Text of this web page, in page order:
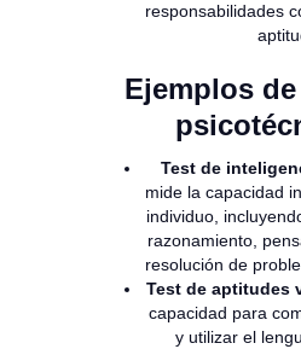
responsabilidades
Ejemplos de
Test de
mide la capacidad
individuo,
razonamiento,
resolución de
Test de aptitudes
capacidad para
y utilizar el